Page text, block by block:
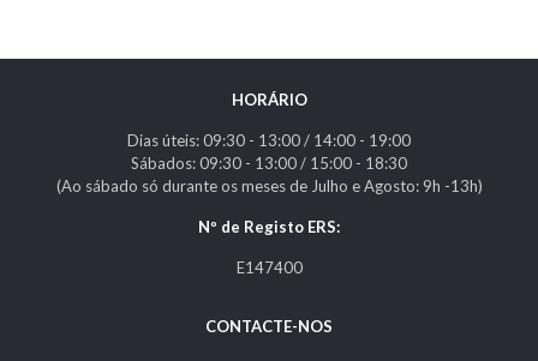
HORÁRIO
Dias úteis: 09:30 - 13:00 / 14:00 - 19:00
Sábados: 09:30 - 13:00 / 15:00 - 18:30
(Ao sábado só durante os meses de Julho e Agosto: 9h -13h)
Nº de Registo ERS:
E147400
CONTACTE-NOS